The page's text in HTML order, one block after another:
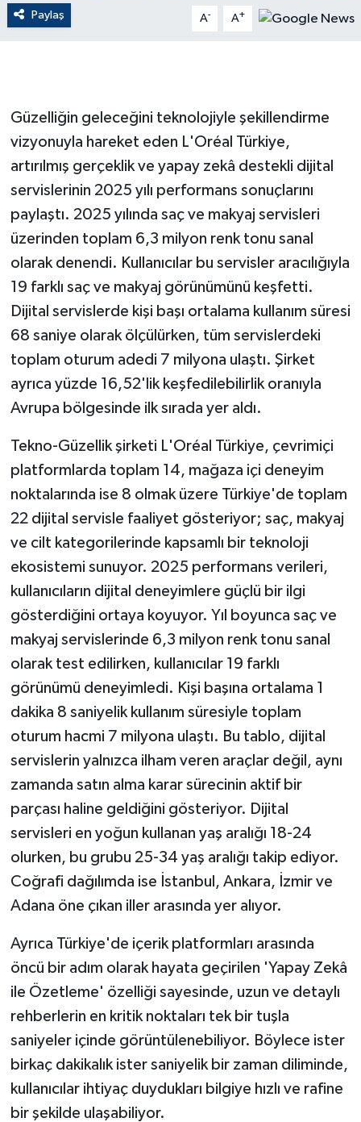
Paylaş A- A+
Güzelliğin geleceğini teknolojiyle şekillendirme
vizyonuyla hareket eden L'Oréal Türkiye,
artırılmış gerçeklik ve yapay zekâ destekli dijital
servislerinin 2025 yılı performans sonuçlarını
paylaştı. 2025 yılında saç ve makyaj servisleri
üzerinden toplam 6,3 milyon renk tonu sanal
olarak denendi. Kullanıcılar bu servisler aracılığıyla
19 farklı saç ve makyaj görünümünü keşfetti.
Dijital servislerde kişi başı ortalama kullanım süresi
68 saniye olarak ölçülürken, tüm servislerdeki
toplam oturum adedi 7 milyona ulaştı. Şirket
ayrıca yüzde 16,52'lik keşfedilebilirlik oranıyla
Avrupa bölgesinde ilk sırada yer aldı.
Tekno-Güzellik şirketi L'Oréal Türkiye, çevrimiçi
platformlarda toplam 14, mağaza içi deneyim
noktalarında ise 8 olmak üzere Türkiye'de toplam
22 dijital servisle faaliyet gösteriyor; saç, makyaj
ve cilt kategorilerinde kapsamlı bir teknoloji
ekosistemi sunuyor. 2025 performans verileri,
kullanıcıların dijital deneyimlere güçlü bir ilgi
gösterdiğini ortaya koyuyor. Yıl boyunca saç ve
makyaj servislerinde 6,3 milyon renk tonu sanal
olarak test edilirken, kullanıcılar 19 farklı
görünümü deneyimledi. Kişi başına ortalama 1
dakika 8 saniyelik kullanım süresiyle toplam
oturum hacmi 7 milyona ulaştı. Bu tablo, dijital
servislerin yalnızca ilham veren araçlar değil, aynı
zamanda satın alma karar sürecinin aktif bir
parçası haline geldiğini gösteriyor. Dijital
servisleri en yoğun kullanan yaş aralığı 18-24
olurken, bu grubu 25-34 yaş aralığı takip ediyor.
Coğrafi dağılımda ise İstanbul, Ankara, İzmir ve
Adana öne çıkan iller arasında yer alıyor.
Ayrıca Türkiye'de içerik platformları arasında
öncü bir adım olarak hayata geçirilen 'Yapay Zekâ
ile Özetleme' özelliği sayesinde, uzun ve detaylı
rehberlerin en kritik noktaları tek bir tuşla
saniyeler içinde görüntülenebiliyor. Böylece ister
birkaç dakikalık ister saniyelik bir zaman diliminde,
kullanıcılar ihtiyaç duydukları bilgiye hızlı ve rafine
bir şekilde ulaşabiliyor.
Güvenlik
Jandarma
Kadın
KÜLTÜR SANAT
MAGAZİN
Otomobil
POLİTİKA
Sağlık
SPOR HABERLERİ
TEKNOLOJİ
Turizm
ÜLKE GÜNDEMİ
YAŞAM
YEREL